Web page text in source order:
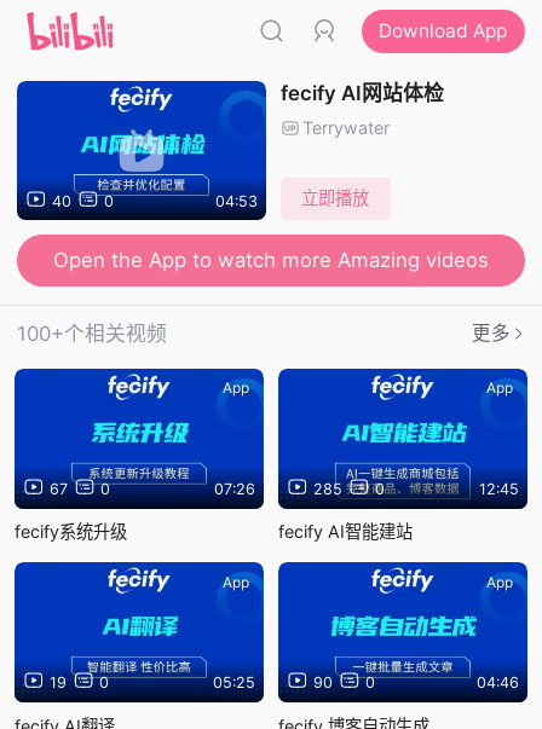
Download App
40 0 04:53
fecify AI网站体检
Terrywater
立即播放
Open the App to watch more Amazing videos
100+个相关视频 更多
67 0 07:26
App
fecify系统升级
285 0 12:45
App
fecify AI智能建站
19 0 05:25
App
90 0 04:46
App